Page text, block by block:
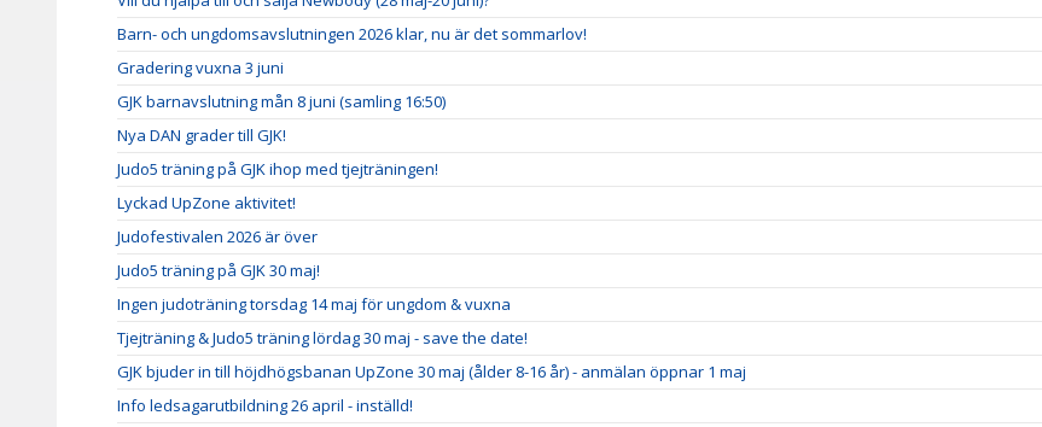
Barn- och ungdomsavslutningen 2026 klar, nu är det sommarlov!
Gradering vuxna 3 juni
GJK barnavslutning mån 8 juni (samling 16:50)
Nya DAN grader till GJK!
Judo5 träning på GJK ihop med tjejträningen!
Lyckad UpZone aktivitet!
Judofestivalen 2026 är över
Judo5 träning på GJK 30 maj!
Ingen judoträning torsdag 14 maj för ungdom & vuxna
Tjejträning & Judo5 träning lördag 30 maj - save the date!
GJK bjuder in till höjdhögsbanan UpZone 30 maj (ålder 8-16 år) - anmälan öppnar 1 maj
Info ledsagarutbildning 26 april - inställd!